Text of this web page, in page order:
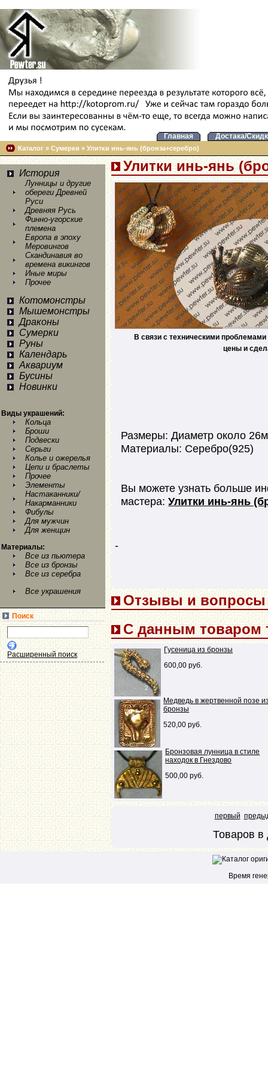
Главная Достака/
Каталог » Сумерки » Улитки инь-янь (бронза+серебро)
Улитки инь-янь
В связи с техническими проблемами
цены и
Размеры: Диаметр около
Материалы: Серебро(925)
Вы можете узнать больше
мастера:Улитки инь-янь
-
Отзывы и вопросы
С данным товаром
Гусеница из бронзы
600,00 руб.
Медведь в жертвенной позе
бронзы
520,00 руб.
Бронзовая лунница в стиле
находок в Гнездово
500,00 руб.
первый
Товаров в
История
Лунницы и другие
обереги Древней
Руси
Древняя Русь
Финно-угорские
племена
Европа в эпоху
Меровингов
Скандинавия во
времена викингов
Иные миры
Прочее
Котомонстры
Мышемонстры
Драконы
Сумерки
Руны
Календарь
Аквариум
Бусины
Новинки
Виды украшений:
Кольца
Броши
Подвески
Серьги
Колье и ожерелья
Цепи и браслеты
Прочее
Элементы
Настаканники/
Накарманники
Фибулы
Для мужчин
Для женщин
Материалы:
Все из пьютера
Все из бронзы
Все из серебра
Все украшения
Поиск
Расширенный поиск
Время